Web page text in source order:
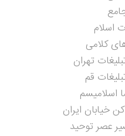
کلامی
تهران
قم
اسلامیسم
خیابان ایران
عصر توحید